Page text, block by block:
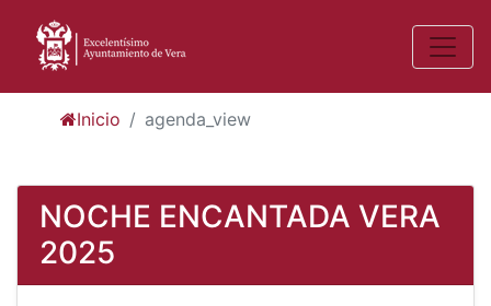
Inicio agenda_view
NOCHE ENCANTADA VERA
2025